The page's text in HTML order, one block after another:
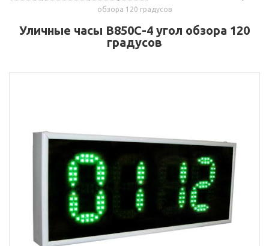
обзора 120 градусов
Уличные часы В850С-4 угол обзора 120
градусов